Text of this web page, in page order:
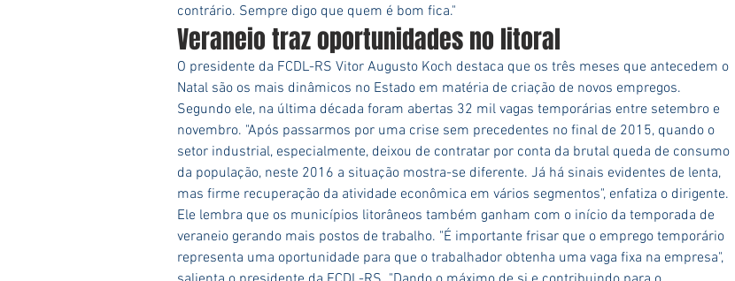
contrário. Sempre digo que quem é bom fica."
Veraneio traz oportunidades no litoral
O presidente da FCDL-RS Vitor Augusto Koch destaca que os três meses que antecedem o
Natal são os mais dinâmicos no Estado em matéria de criação de novos empregos.
Segundo ele, na última década foram abertas 32 mil vagas temporárias entre setembro e
novembro. "Após passarmos por uma crise sem precedentes no final de 2015, quando o
setor industrial, especialmente, deixou de contratar por conta da brutal queda de consumo
da população, neste 2016 a situação mostra-se diferente. Já há sinais evidentes de lenta,
mas firme recuperação da atividade econômica em vários segmentos", enfatiza o dirigente.
Ele lembra que os municípios litorâneos também ganham com o início da temporada de
veraneio gerando mais postos de trabalho. "É importante frisar que o emprego temporário
representa uma oportunidade para que o trabalhador obtenha uma vaga fixa na empresa",